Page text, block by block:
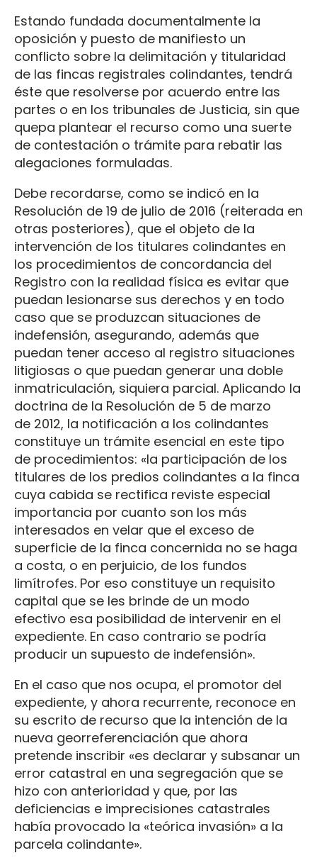
Estando fundada documentalmente la
oposición y puesto de manifiesto un
conflicto sobre la delimitación y titularidad
de las fincas registrales colindantes, tendrá
éste que resolverse por acuerdo entre las
partes o en los tribunales de Justicia, sin que
quepa plantear el recurso como una suerte
de contestación o trámite para rebatir las
alegaciones formuladas.
Debe recordarse, como se indicó en la
Resolución de 19 de julio de 2016 (reiterada en
otras posteriores), que el objeto de la
intervención de los titulares colindantes en
los procedimientos de concordancia del
Registro con la realidad física es evitar que
puedan lesionarse sus derechos y en todo
caso que se produzcan situaciones de
indefensión, asegurando, además que
puedan tener acceso al registro situaciones
litigiosas o que puedan generar una doble
inmatriculación, siquiera parcial. Aplicando la
doctrina de la Resolución de 5 de marzo
de 2012, la notificación a los colindantes
constituye un trámite esencial en este tipo
de procedimientos: «la participación de los
titulares de los predios colindantes a la finca
cuya cabida se rectifica reviste especial
importancia por cuanto son los más
interesados en velar que el exceso de
superficie de la finca concernida no se haga
a costa, o en perjuicio, de los fundos
limítrofes. Por eso constituye un requisito
capital que se les brinde de un modo
efectivo esa posibilidad de intervenir en el
expediente. En caso contrario se podría
producir un supuesto de indefensión».
En el caso que nos ocupa, el promotor del
expediente, y ahora recurrente, reconoce en
su escrito de recurso que la intención de la
nueva georreferenciación que ahora
pretende inscribir «es declarar y subsanar un
error catastral en una segregación que se
hizo con anterioridad y que, por las
deficiencias e imprecisiones catastrales
había provocado la «teórica invasión» a la
parcela colindante».